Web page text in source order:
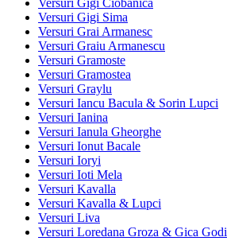
Versuri Gigi Sima
Versuri Grai Armanesc
Versuri Graiu Armanescu
Versuri Gramoste
Versuri Gramostea
Versuri Graylu
Versuri Iancu Bacula & Sorin Lupci
Versuri Ianina
Versuri Ianula Gheorghe
Versuri Ionut Bacale
Versuri Ioryi
Versuri Ioti Mela
Versuri Kavalla
Versuri Kavalla & Lupci
Versuri Liva
Versuri Loredana Groza & Gica Godi